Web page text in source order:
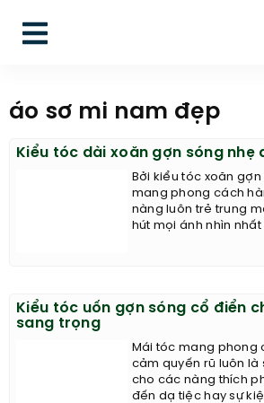
áo sơ mi nam đẹp
Kiểu tóc dài xoăn gợn sóng nhẹ
Bởi kiểu tóc xoăn
mang phong cách
nàng luôn trẻ trung
hút mọi ánh nhìn
Kiểu tóc uốn gợn sóng cổ điển
sang trọng
Mái tóc mang phong
cảm quyến rũ luôn là
cho các nàng thích
đến dạ tiệc hay sự